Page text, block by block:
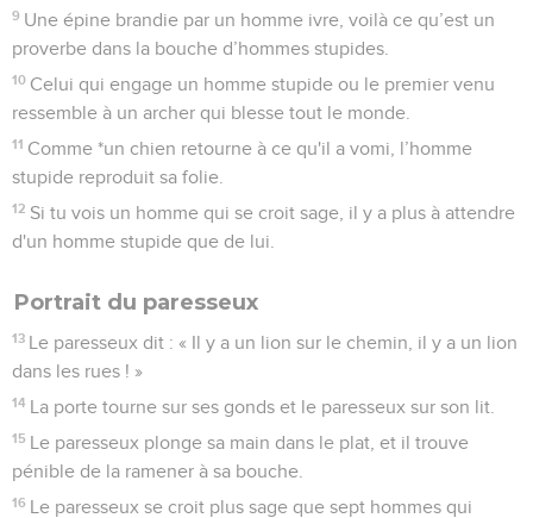
9 Une épine brandie par un homme ivre, voilà ce qu’est un
proverbe dans la bouche d’hommes stupides.
10 Celui qui engage un homme stupide ou le premier venu
ressemble à un archer qui blesse tout le monde.
11 Comme *un chien retourne à ce qu'il a vomi, l’homme
stupide reproduit sa folie.
12 Si tu vois un homme qui se croit sage, il y a plus à attendre
d'un homme stupide que de lui.
Portrait du paresseux
13 Le paresseux dit : « Il y a un lion sur le chemin, il y a un lion
dans les rues ! »
14 La porte tourne sur ses gonds et le paresseux sur son lit.
15 Le paresseux plonge sa main dans le plat, et il trouve
pénible de la ramener à sa bouche.
16 Le paresseux se croit plus sage que sept hommes qui